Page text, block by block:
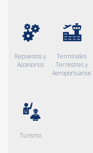
Repuestos y
Accesorios
Terminales
Terrestres y
Aeroportuarios
Turismo